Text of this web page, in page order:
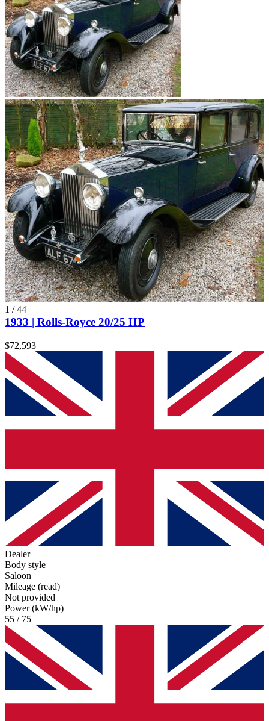
1 /44
1933 | Rolls-Royce 20/25 HP
$72,593
Dealer
Body style
Saloon
Mileage (read)
Not provided
Power (kW/hp)
55 / 75